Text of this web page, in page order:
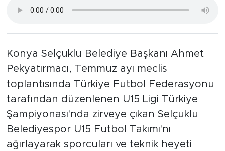
Konya Selçuklu Belediye Başkanı Ahmet
Pekyatırmacı, Temmuz ayı meclis
toplantısında Türkiye Futbol Federasyonu
tarafından düzenlenen U15 Ligi Türkiye
Şampiyonası'nda zirveye çıkan Selçuklu
Belediyespor U15 Futbol Takımı'nı
ağırlayarak sporcuları ve teknik heyeti